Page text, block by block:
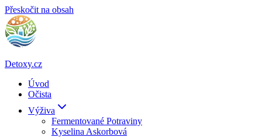
Přeskočit na obsah
Detoxy.cz
Úvod
Očista
Výživa
Fermentované Potraviny
Kyselina Askorbová